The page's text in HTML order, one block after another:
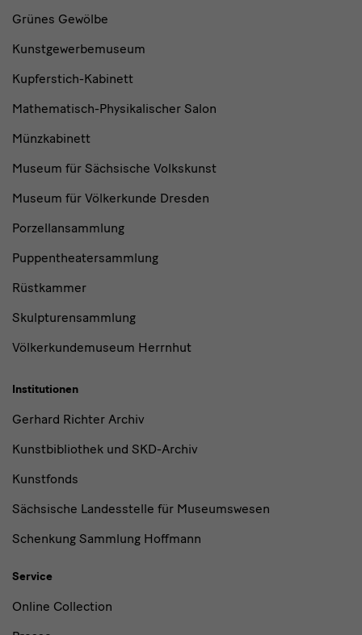
Grünes Gewölbe
Kunstgewerbemuseum
Kupferstich-Kabinett
Mathematisch-Physikalischer Salon
Münzkabinett
Museum für Sächsische Volkskunst
Museum für Völkerkunde Dresden
Porzellansammlung
Puppentheatersammlung
Rüstkammer
Skulpturensammlung
Völkerkundemuseum Herrnhut
Institutionen
Gerhard Richter Archiv
Kunstbibliothek und SKD-Archiv
Kunstfonds
Sächsische Landesstelle für Museumswesen
Schenkung Sammlung Hoffmann
Service
Online Collection